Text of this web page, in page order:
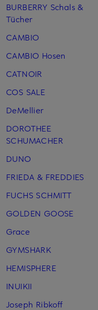
BURBERRY Schals &
Tücher
CAMBIO
CAMBIO Hosen
CATNOIR
COS SALE
DeMellier
DOROTHEE
SCHUMACHER
DUNO
FRIEDA & FREDDIES
FUCHS SCHMITT
GOLDEN GOOSE
Grace
GYMSHARK
HEMISPHERE
INUIKII
Joseph Ribkoff